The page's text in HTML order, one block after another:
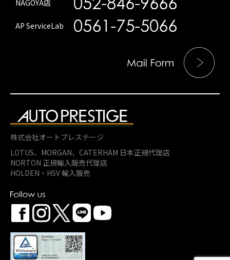
NAGOYA店
AP ServiceLab
株式会社オートプレステージ
LOTUS、MORGAN、 CATERHAM 日本正規代理店
NORTON 正規輸入販売代理店
HOLDEN・HSV 輸入販売